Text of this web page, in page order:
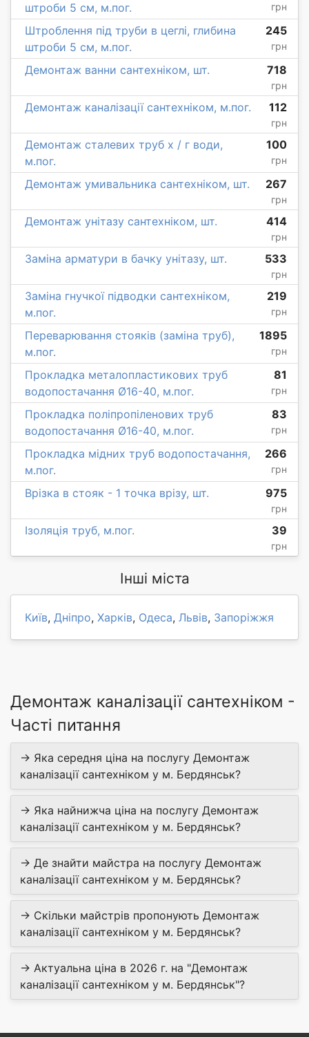
штроби 5 см, м.пог.
грн
Штроблення під труби в цеглі, глибина
штроби 5 см, м.пог.
245
грн
Демонтаж ванни сантехніком, шт. 718
грн
Демонтаж каналізації сантехніком, м.пог. 112
грн
Демонтаж сталевих труб х / г води,
м.пог.
100
грн
Демонтаж умивальника сантехніком, шт. 267
грн
Демонтаж унітазу сантехніком, шт. 414
грн
Заміна арматури в бачку унітазу, шт. 533
грн
Заміна гнучкої підводки сантехніком,
м.пог.
219
грн
Переварювання стояків (заміна труб),
м.пог.
1895
грн
Прокладка металопластикових труб
водопостачання Ø16-40, м.пог.
81
грн
Прокладка поліпропіленових труб
водопостачання Ø16-40, м.пог.
83
грн
Прокладка мідних труб водопостачання,
м.пог.
266
грн
Врізка в стояк - 1 точка врізу, шт. 975
грн
Ізоляція труб, м.пог. 39
грн
Інші міста
Київ, Дніпро, Харків, Одеса, Львів, Запоріжжя
Демонтаж каналізації сантехніком -
Часті питання
→ Яка середня ціна на послугу Демонтаж
каналізації сантехніком у м. Бердянськ?
→ Яка найнижча ціна на послугу Демонтаж
каналізації сантехніком у м. Бердянськ?
→ Де знайти майстра на послугу Демонтаж
каналізації сантехніком у м. Бердянськ?
→ Скільки майстрів пропонують Демонтаж
каналізації сантехніком у м. Бердянськ?
→ Актуальна ціна в 2026 г. на "Демонтаж
каналізації сантехніком у м. Бердянськ"?